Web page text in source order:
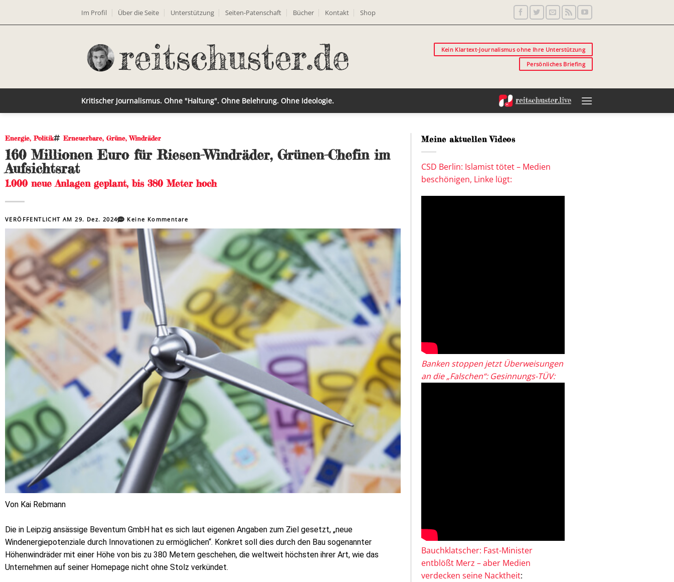
Im Profil Über die Seite Unterstützung Seiten-Patenschaft Bücher Kontakt Shop
Kein Klartext-Journalismus ohne Ihre Unterstützung
Persönliches Briefing
Kritischer Journalismus. Ohne "Haltung". Ohne Belehrung. Ohne Ideologie.
Energie,Politik Erneuerbare, Grüne,Windräder
160 Millionen Euro für Riesen-Windräder, Grünen-Chefin im
Aufsichtsrat
1.000 neue Anlagen geplant, bis 380 Meter hoch
VERÖFFENTLICHT AM29. Dez. 2024 Keine Kommentare
Von Kai Rebmann
Die in Leipzig ansässige Beventum GmbH hat es sich laut eigenen Angaben zum Ziel gesetzt, „neue
Windenergiepotenziale durch Innovationen zu ermöglichen“. Konkret soll dies durch den Bau sogenannter
Höhenwindräder mit einer Höhe von bis zu 380 Metern geschehen, die weltweit höchsten ihrer Art, wie das
Unternehmen auf seiner Homepage nicht ohne Stolz verkündet.
Meine aktuellen Videos
CSD Berlin: Islamist tötet – Medien
beschönigen, Linke lügt:
Banken stoppen jetzt Überweisungen
an die „Falschen“: Gesinnungs-TÜV:
Bauchklatscher: Fast-Minister
entblößt Merz – aber Medien
verdecken seine Nacktheit: